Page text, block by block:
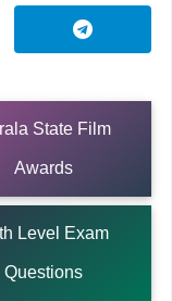
State Film
Awards
Level Exam
Questions